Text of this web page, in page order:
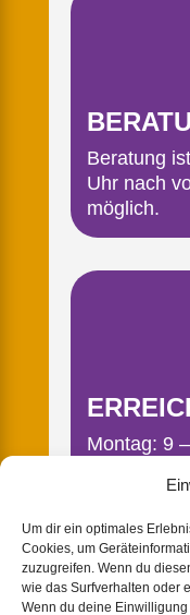
Um dir ein optimales
Cookies, um
zuzugreifen. Wenn du
wie das Surfverhalten oder
Wenn du deine
Beratung
Uhr nach
möglich.
Montag: 9
Uhr
Da unser
besetzt ist,